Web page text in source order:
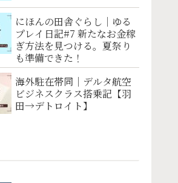
にほんの田舎ぐらし｜ゆる
プレイ日記#7 新たなお金稼
ぎ方法を見つける。夏祭り
も準備できた！
海外駐在帯同｜デルタ航空
ビジネスクラス搭乗記【羽
田→デトロイト】